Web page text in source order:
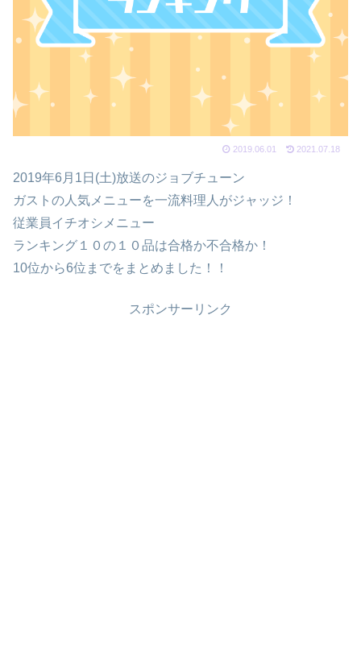
2019.06.01 2021.07.18
2019年6月1日(土)放送のジョブチューン
ガストの人気メニューを一流料理人がジャッジ！
従業員イチオシメニュー
ランキング１０の１０品は合格か不合格か！
10位から6位までをまとめました！！
スポンサーリンク